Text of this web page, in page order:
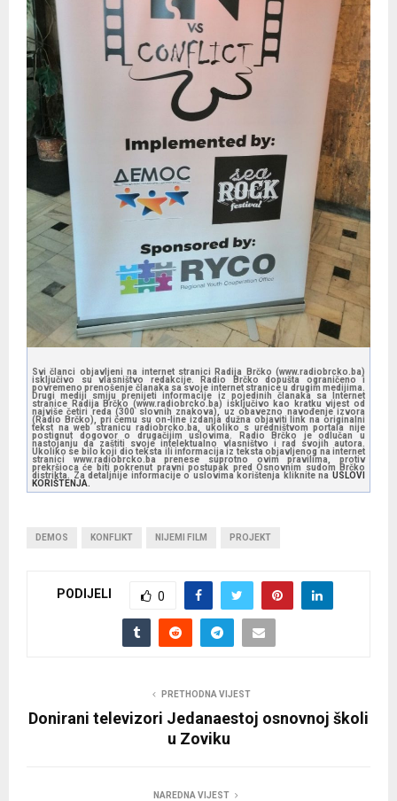
Svi članci objavljeni na internet stranici Radija Brčko (www.radiobrcko.ba)
isključivo su vlasništvo redakcije. Radio Brčko dopušta ograničeno i
povremeno prenošenje članaka sa svoje internet stranice u drugim medijima.
Drugi mediji smiju prenijeti informacije iz pojedinih članaka sa Internet
stranice Radija Brčko (www.radiobrcko.ba) isključivo kao kratku vijest od
najviše četiri reda (300 slovnih znakova), uz obavezno navođenje izvora
(Radio Brčko), pri čemu su on-line izdanja dužna objaviti link na originalni
tekst na web stranicu radiobrcko.ba, ukoliko s uredništvom portala nije
postignut dogovor o drugačijim uslovima. Radio Brčko je odlučan u
nastojanju da zaštiti svoje intelektualno vlasništvo i rad svojih autora.
Ukoliko se bilo koji dio teksta ili informacija iz teksta objavljenog na internet
stranici www.radiobrcko.ba prenese suprotno ovim pravilima, protiv
prekršioca će biti pokrenut pravni postupak pred Osnovnim sudom Brčko
distrikta. Za detaljnije informacije o uslovima korištenja kliknite na USLOVI
KORIŠTENJA.
DEMOS KONFLIKT NIJEMI FILM PROJEKT
PODIJELI 0
PRETHODNA VIJEST
Donirani televizori Jedanaestoj osnovnoj školi
u Zoviku
NAREDNA VIJEST